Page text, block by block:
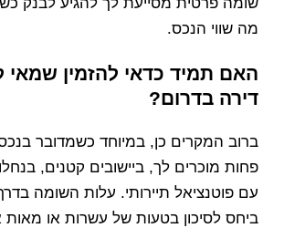
מה שווי הנכס.
האם תמיד כדאי להזמין שמאי
דירה בדרום?
ברוב המקרים כן, במיוחד כשמדובר
פחות מוכרים לך, ביישובים קטנים,
עם פוטנציאל תיירותי. עלות השומה
ביחס לסיכון בטעות של עשרות או מאות